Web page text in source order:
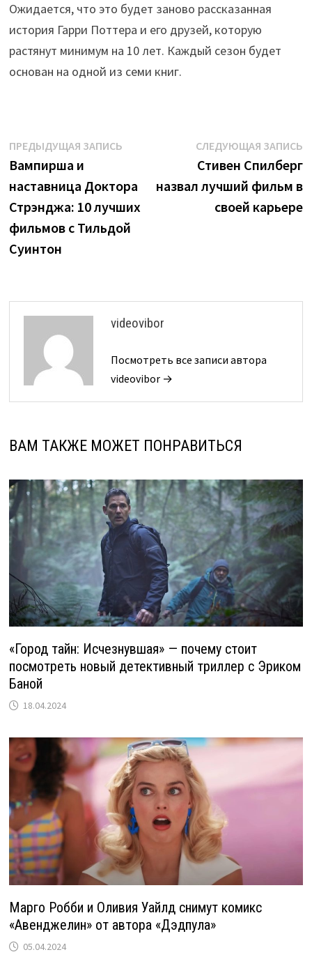
Ожидается, что это будет заново рассказанная
история Гарри Поттера и его друзей, которую
растянут минимум на 10 лет. Каждый сезон будет
основан на одной из семи книг.
Навигация
по
записям
ПРЕДЫДУЩАЯ ЗАПИСЬПредыдущая
Вампирша и
наставница Доктора
Стрэнджа: 10 лучших
фильмов с Тильдой
Суинтон
СЛЕДУЮЩАЯ ЗАПИСЬ
Стивен Спилберг
назвал лучший фильм в
своей карьере
videovibor
Посмотреть все записи автора
videovibor →
ВАМ ТАКЖЕ МОЖЕТ ПОНРАВИТЬСЯ
«Город тайн: Исчезнувшая» — почему стоит
посмотреть новый детективный триллер с Эриком
Баной
18.04.2024
Марго Робби и Оливия Уайлд снимут комикс
«Авенджелин» от автора «Дэдпула»
05.04.2024